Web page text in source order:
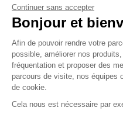
Vendez
© 2016 –
Continuer sans accepter
Bonjour et
Afin de pouvoir rendre votre
possible, améliorer nos
fréquentation et proposer des
parcours de visite, nos équipes
de cookie.
Cela nous est nécessaire par